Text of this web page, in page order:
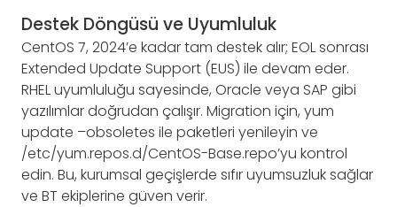
Destek Döngüsü ve Uyumluluk
CentOS 7, 2024’e kadar tam destek alır; EOL sonrası
Extended Update Support (EUS) ile devam eder.
RHEL uyumluluğu sayesinde, Oracle veya SAP gibi
yazılımlar doğrudan çalışır. Migration için, yum
update –obsoletes ile paketleri yenileyin ve
/etc/yum.repos.d/CentOS-Base.repo’yu kontrol
edin. Bu, kurumsal geçişlerde sıfır uyumsuzluk sağlar
ve BT ekiplerine güven verir.